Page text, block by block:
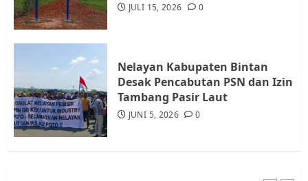
JULI 15, 2026 0
Nelayan Kabupaten Bintan
Desak Pencabutan PSN dan Izin
Tambang Pasir Laut
JUNI 5, 2026 0
5
JULI 15, 2026 0